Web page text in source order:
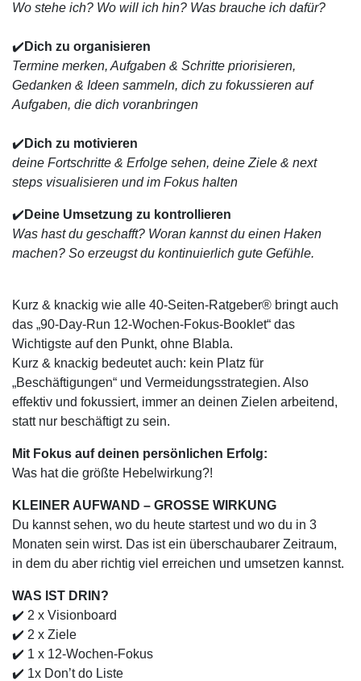
Wo stehe ich? Wo will ich hin? Was brauche ich dafür?
✔️ Dich zu organisieren
Termine merken, Aufgaben & Schritte priorisieren,
Gedanken & Ideen sammeln, dich zu fokussieren auf
Aufgaben, die dich voranbringen
✔️ Dich zu motivieren
deine Fortschritte & Erfolge sehen, deine Ziele & next
steps visualisieren und im Fokus halten
✔️ Deine Umsetzung zu kontrollieren
Was hast du geschafft? Woran kannst du einen Haken
machen? So erzeugst du kontinuierlich gute Gefühle.
Kurz & knackig wie alle 40-Seiten-Ratgeber® bringt auch
das „90-Day-Run 12-Wochen-Fokus-Booklet“ das
Wichtigste auf den Punkt, ohne Blabla.
Kurz & knackig bedeutet auch: kein Platz für
„Beschäftigungen“ und Vermeidungsstrategien. Also
effektiv und fokussiert, immer an deinen Zielen arbeitend,
statt nur beschäftigt zu sein.
Mit Fokus auf deinen persönlichen Erfolg:
Was hat die größte Hebelwirkung?!
KLEINER AUFWAND – GROSSE WIRKUNG
Du kannst sehen, wo du heute startest und wo du in 3
Monaten sein wirst. Das ist ein überschaubarer Zeitraum,
in dem du aber richtig viel erreichen und umsetzen kannst.
WAS IST DRIN?
✔️ 2 x Visionboard
✔️ 2 x Ziele
✔️ 1 x 12-Wochen-Fokus
✔️ 1x Don’t do Liste